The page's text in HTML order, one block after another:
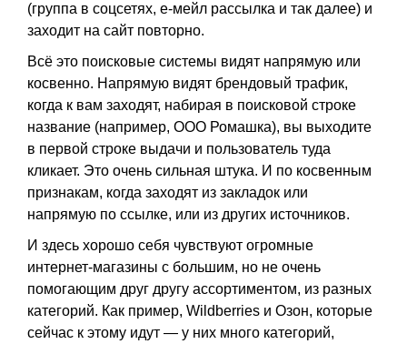
(группа в соцсетях, е-мейл рассылка и так далее) и
заходит на сайт повторно.
Всё это поисковые системы видят напрямую или
косвенно. Напрямую видят брендовый трафик,
когда к вам заходят, набирая в поисковой строке
название (например, ООО Ромашка), вы выходите
в первой строке выдачи и пользователь туда
кликает. Это очень сильная штука. И по косвенным
признакам, когда заходят из закладок или
напрямую по ссылке, или из других источников.
И здесь хорошо себя чувствуют огромные
интернет-магазины с большим, но не очень
помогающим друг другу ассортиментом, из разных
категорий. Как пример, Wildberries и Озон, которые
сейчас к этому идут — у них много категорий,